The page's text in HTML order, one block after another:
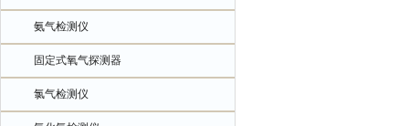
氨气检测仪
固定式氧气探测器
氯气检测仪